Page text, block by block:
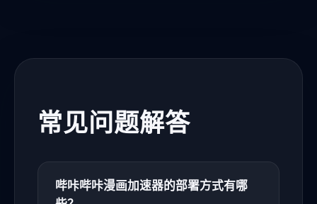
常见问题解答
哔咔哔咔漫画加速器的部署方式有哪